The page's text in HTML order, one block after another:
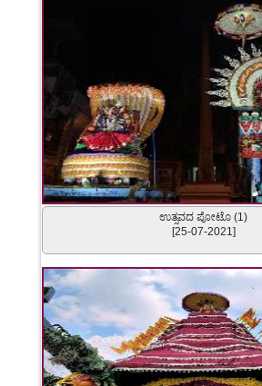
ಉತ್ಸವದ ಪೋಟೊ (1)
[25-07-2021]